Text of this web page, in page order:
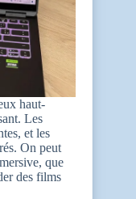
haut-
Les
et les
On peut
que
des films